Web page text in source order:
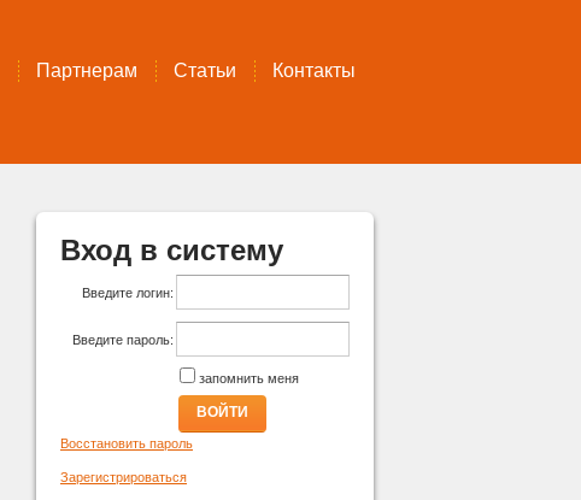
Партнерам Статьи Контакты
Вход в систему
Введите логин:
Введите пароль:
запомнить меня
ВОЙТИ
Восстановить пароль
Зарегистрироваться